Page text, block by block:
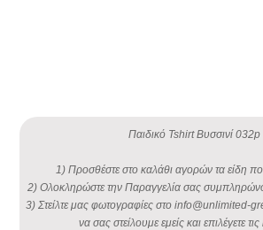
Παιδικό Tshirt Βυσσινί 032p
1) Προσθέστε στο καλάθι αγορών τα είδη
2) Ολοκληρώστε την Παραγγελία σας
3) Στείλτε μας φωτογραφίες στο info@unlimited-
να σας στείλουμε εμείς και επιλέγετε